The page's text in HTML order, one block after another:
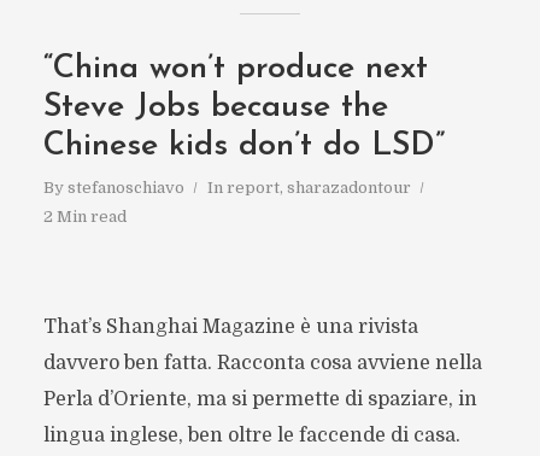
“China won’t produce next
Steve Jobs because the
Chinese kids don’t do LSD”
By stefanoschiavo In report, sharazadontour
2 Min read
That’s Shanghai Magazine è una rivista
davvero ben fatta. Racconta cosa avviene nella
Perla d’Oriente, ma si permette di spaziare, in
lingua inglese, ben oltre le faccende di casa.